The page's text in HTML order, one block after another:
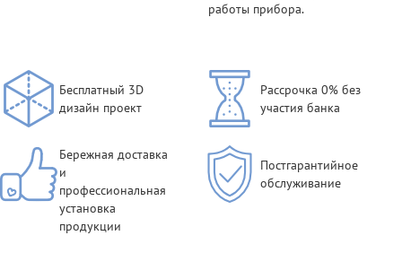
работы прибора.
Бесплатный 3D
дизайн проект
Рассрочка 0% без
участия банка
Бережная доставка
и
профессиональная
установка
продукции
Постгарантийное
обслуживание